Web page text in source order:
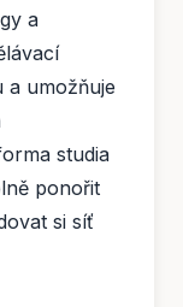
a
a umožňuje
studia
ponořit
si síť